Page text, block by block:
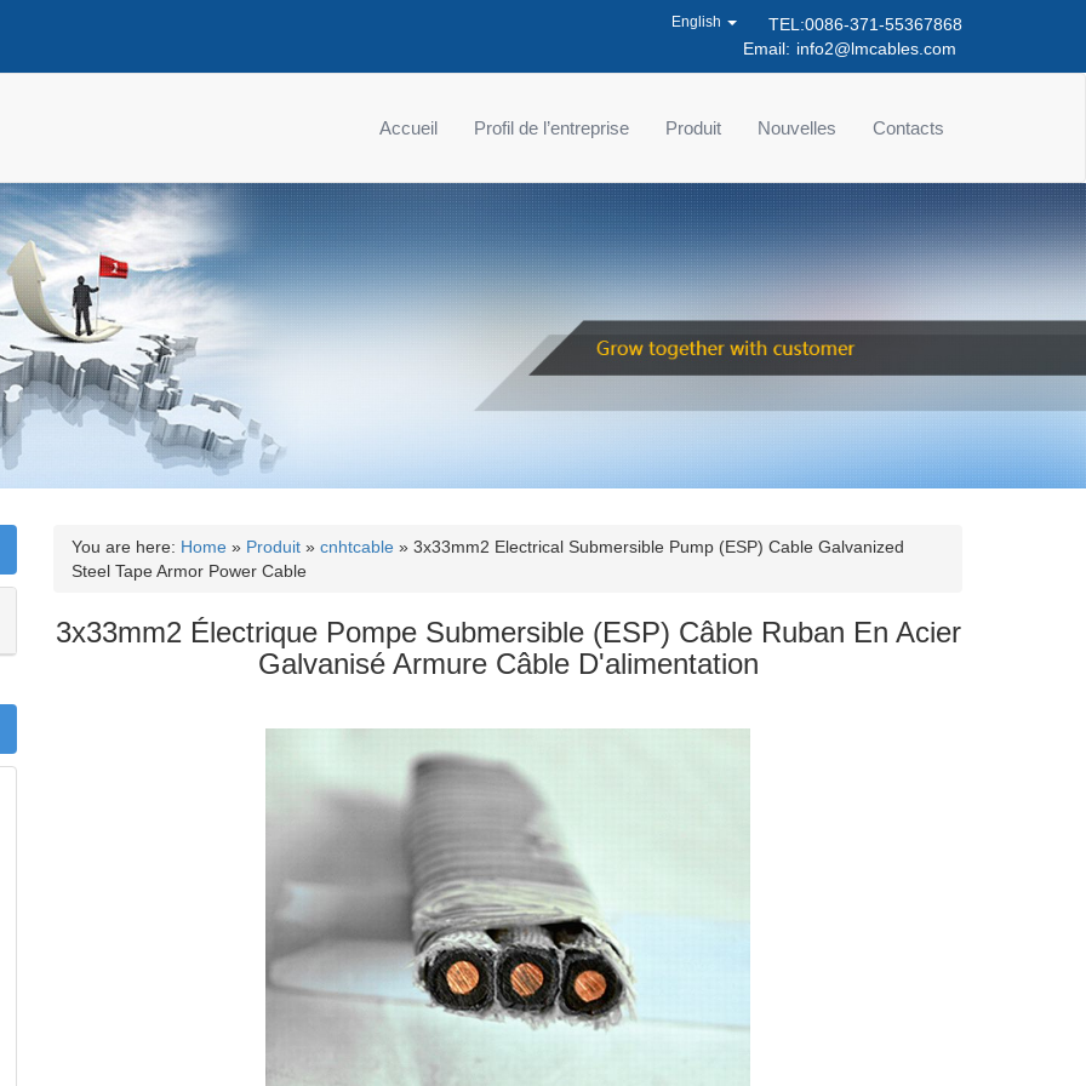
TEL:0086-371-55367868
Email: info2@lmcables.com
English
Accueil Profil de l’entreprise Produit Nouvelles Contacts
You are here: Home » Produit » cnhtcable » 3x33mm2 Electrical Submersible Pump (ESP) Cable Galvanized
Steel Tape Armor Power Cable
3x33mm2 Électrique Pompe Submersible (ESP) Câble Ruban En Acier
Galvanisé Armure Câble D'alimentation